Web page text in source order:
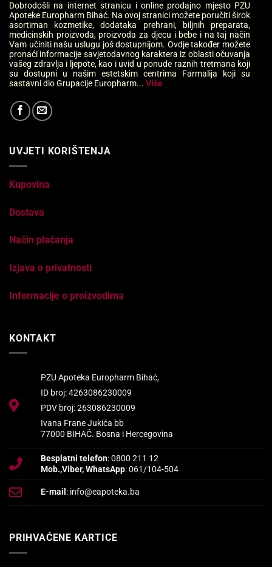
Dobrodošli na internet stranicu i online prodajno mjesto PZU
Apoteke Europharm Bihać. Na ovoj stranici možete poručiti širok
asortiman kozmetike, dodataka prehrani, biljnih preparata,
medicinskih proizvoda, proizvoda za djecu i bebe i na taj način
Vam učiniti našu uslugu još dostupnijom. Ovdje također možete
pronaći informacije savjetodavnog karaktera iz oblasti očuvanja
vašeg zdravlja i ljepote, kao i uvid u ponude raznih tretmana koji
su dostupni u našim estetskim centrima Farmalija koji su
sastavni dio Grupacije Europharm... Više
UVJETI KORIŠTENJA
Kupovina
Dostava
Način plaćanja
Izjava o privatnosti
Informacije o proizvodima
KONTAKT
PZU Apoteka Europharm Bihać,
ID broj: 4263086230009
PDV broj: 263086230009
Ivana Frane Jukića bb
77000 BIHAĆ. Bosna i Hercegovina
Besplatni telefon: 0800 211 12
Mob.,Viber, WhatsApp: 061/104-504
E-mail: info@eapoteka.ba
PRIHVAĆENE KARTICE